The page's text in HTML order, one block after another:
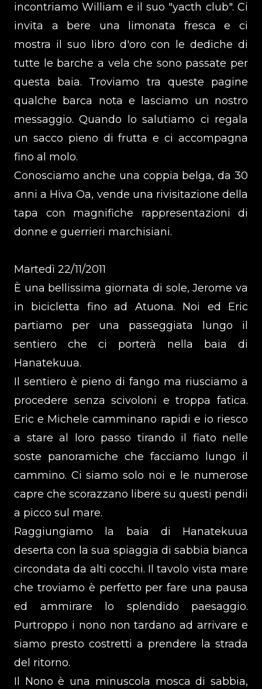
incontriamo William e il suo "yacth club". Ci
invita a bere una limonata fresca e ci
mostra il suo libro d'oro con le dediche di
tutte le barche a vela che sono passate per
questa baia. Troviamo tra queste pagine
qualche barca nota e lasciamo un nostro
messaggio. Quando lo salutiamo ci regala
un sacco pieno di frutta e ci accompagna
fino al molo.
Conosciamo anche una coppia belga, da 30
anni a Hiva Oa, vende una rivisitazione della
tapa con magnifiche rappresentazioni di
donne e guerrieri marchisiani.
Martedì 22/11/2011
È una bellissima giornata di sole, Jerome va
in bicicletta fino ad Atuona. Noi ed Eric
partiamo per una passeggiata lungo il
sentiero che ci porterà nella baia di
Hanatekuua.
Il sentiero è pieno di fango ma riusciamo a
procedere senza scivoloni e troppa fatica.
Eric e Michele camminano rapidi e io riesco
a stare al loro passo tirando il fiato nelle
soste panoramiche che facciamo lungo il
cammino. Ci siamo solo noi e le numerose
capre che scorazzano libere su questi pendii
a picco sul mare.
Raggiungiamo la baia di Hanatekuua
deserta con la sua spiaggia di sabbia bianca
circondata da alti cocchi. Il tavolo vista mare
che troviamo è perfetto per fare una pausa
ed ammirare lo splendido paesaggio.
Purtroppo i nono non tardano ad arrivare e
siamo presto costretti a prendere la strada
del ritorno.
Il Nono è una minuscola mosca di sabbia,